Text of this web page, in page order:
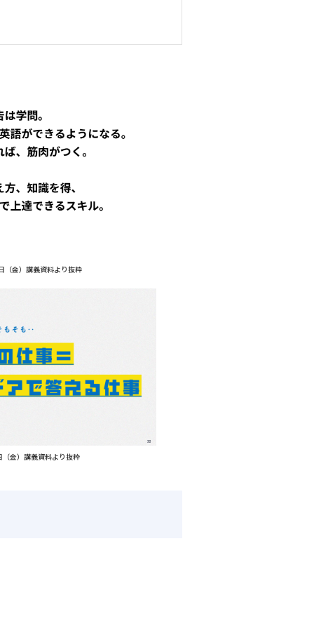
（金）講義資料より抜粋
金）講義資料より抜粋